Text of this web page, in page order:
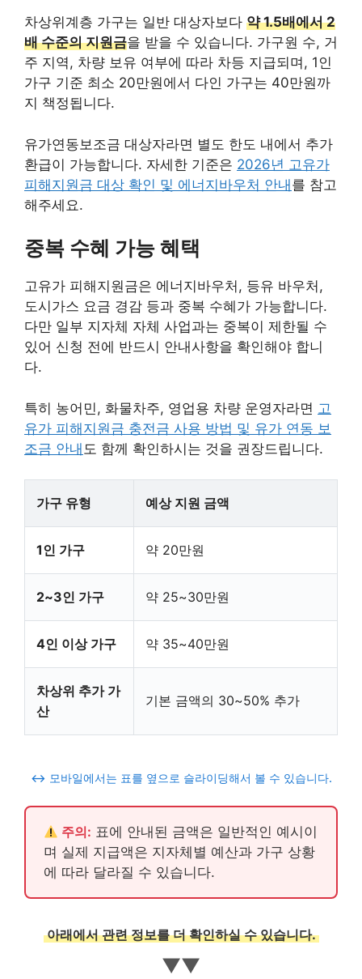
차상위계층 가구는 일반 대상자보다 약 1.5배에서 2
배 수준의 지원금을 받을 수 있습니다. 가구원 수, 거
주 지역, 차량 보유 여부에 따라 차등 지급되며, 1인
가구 기준 최소 20만원에서 다인 가구는 40만원까
지 책정됩니다.
유가연동보조금 대상자라면 별도 한도 내에서 추가
환급이 가능합니다. 자세한 기준은 2026년 고유가
피해지원금 대상 확인 및 에너지바우처 안내를 참고
해주세요.
중복 수혜 가능 혜택
고유가 피해지원금은 에너지바우처, 등유 바우처,
도시가스 요금 경감 등과 중복 수혜가 가능합니다.
다만 일부 지자체 자체 사업과는 중복이 제한될 수
있어 신청 전에 반드시 안내사항을 확인해야 합니
다.
특히 농어민, 화물차주, 영업용 차량 운영자라면 고
유가 피해지원금 충전금 사용 방법 및 유가 연동 보
조금 안내 도 함께 확인하시는 것을 권장드립니다.
가구 유형 예상 지원 금액
1인 가구 약 20만원
2~3인 가구 약 25~30만원
4인 이상 가구 약 35~40만원
차상위 추가 가
산
기본 금액의 30~50% 추가
↔️ 모바일에서는 표를 옆으로 슬라이딩해서 볼 수 있습니다.
주의: 표에 안내된 금액은 일반적인 예시이
며 실제 지급액은 지자체별 예산과 가구 상황
에 따라 달라질 수 있습니다.
아래에서 관련 정보를 더 확인하실 수 있습니다.
▼▼